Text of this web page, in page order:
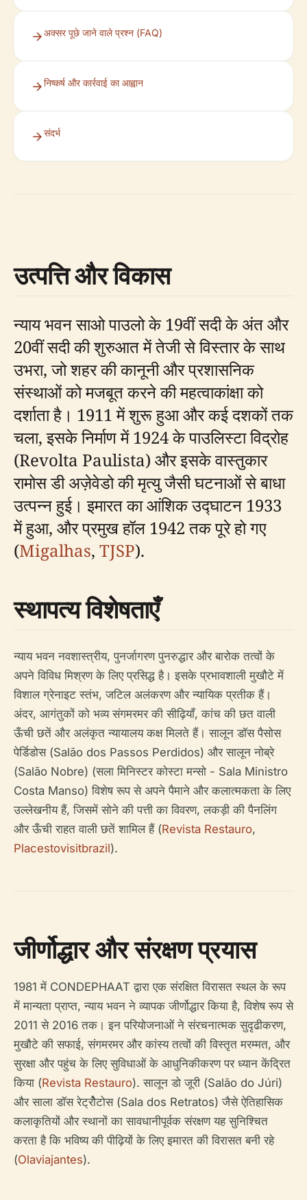
अक्सर पूछे जाने वाले प्रश्न (FAQ)
निष्कर्ष और कार्रवाई का आह्वान
संदर्भ
उत्पत्ति और विकास
न्याय भवन साओ पाउलो के 19वीं सदी के अंत और
20वीं सदी की शुरुआत में तेजी से विस्तार के साथ
उभरा, जो शहर की कानूनी और प्रशासनिक
संस्थाओं को मजबूत करने की महत्वाकांक्षा को
दर्शाता है। 1911 में शुरू हुआ और कई दशकों तक
चला, इसके निर्माण में 1924 के पाउलिस्टा विद्रोह
(Revolta Paulista) और इसके वास्तुकार
रामोस डी अज़ेवेडो की मृत्यु जैसी घटनाओं से बाधा
उत्पन्न हुई। इमारत का आंशिक उद्घाटन 1933
में हुआ, और प्रमुख हॉल 1942 तक पूरे हो गए
(Migalhas, TJSP).
स्थापत्य विशेषताएँ
न्याय भवन नवशास्त्रीय, पुनर्जागरण पुनरुद्धार और बारोक तत्वों के
अपने विविध मिश्रण के लिए प्रसिद्ध है। इसके प्रभावशाली मुखौटे में
विशाल ग्रेनाइट स्तंभ, जटिल अलंकरण और न्यायिक प्रतीक हैं।
अंदर, आगंतुकों को भव्य संगमरमर की सीढ़ियाँ, कांच की छत वाली
ऊँची छतें और अलंकृत न्यायालय कक्ष मिलते हैं। सालून डॉस पैसोस
पेर्डिडोस (Salão dos Passos Perdidos) और सालून नोब्रे
(Salão Nobre) (सला मिनिस्टर कोस्टा मन्सो - Sala Ministro
Costa Manso) विशेष रूप से अपने पैमाने और कलात्मकता के लिए
उल्लेखनीय हैं, जिसमें सोने की पत्ती का विवरण, लकड़ी की पैनलिंग
और ऊँची राहत वाली छतें शामिल हैं (Revista Restauro,
Placestovisitbrazil).
जीर्णोद्धार और संरक्षण प्रयास
1981 में CONDEPHAAT द्वारा एक संरक्षित विरासत स्थल के रूप
में मान्यता प्राप्त, न्याय भवन ने व्यापक जीर्णोद्धार किया है, विशेष रूप से
2011 से 2016 तक। इन परियोजनाओं ने संरचनात्मक सुदृढीकरण,
मुखौटे की सफाई, संगमरमर और कांस्य तत्वों की विस्तृत मरम्मत, और
सुरक्षा और पहुंच के लिए सुविधाओं के आधुनिकीकरण पर ध्यान केंद्रित
किया (Revista Restauro). सालून डो जूरी (Salão do Júri)
और साला डॉस रेट्रोैटोस (Sala dos Retratos) जैसे ऐतिहासिक
कलाकृतियों और स्थानों का सावधानीपूर्वक संरक्षण यह सुनिश्चित
करता है कि भविष्य की पीढ़ियों के लिए इमारत की विरासत बनी रहे
(Olaviajantes).